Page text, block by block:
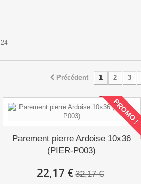
24
Précédent 1 2 3
PROMO !
Parement pierre Ardoise 10x36
(PIER-P003)
22,17 € 32,17 €